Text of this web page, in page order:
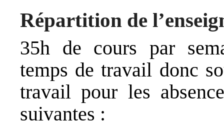
Répartition de
35h de cours par
temps de travail donc
travail pour les
suivantes :